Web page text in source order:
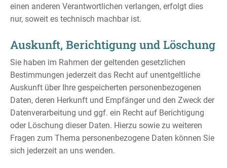
einen anderen Verantwortlichen verlangen, erfolgt dies
nur, soweit es technisch machbar ist.
Auskunft, Berichtigung und Löschung
Sie haben im Rahmen der geltenden gesetzlichen
Bestimmungen jederzeit das Recht auf unentgeltliche
Auskunft über Ihre gespeicherten personenbezogenen
Daten, deren Herkunft und Empfänger und den Zweck der
Datenverarbeitung und ggf. ein Recht auf Berichtigung
oder Löschung dieser Daten. Hierzu sowie zu weiteren
Fragen zum Thema personenbezogene Daten können Sie
sich jederzeit an uns wenden.